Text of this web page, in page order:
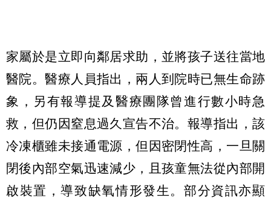
家屬於是立即向鄰居求助，並將孩子送往當地
醫院。醫療人員指出，兩人到院時已無生命跡
象，另有報導提及醫療團隊曾進行數小時急
救，但仍因窒息過久宣告不治。報導指出，該
冷凍櫃雖未接通電源，但因密閉性高，一旦關
閉後內部空氣迅速減少，且孩童無法從內部開
啟裝置，導致缺氧情形發生。部分資訊亦顯